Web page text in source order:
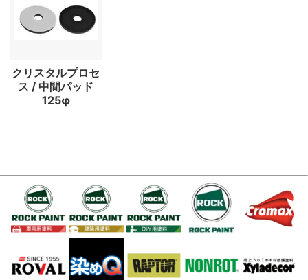
クリスタルプロセ
ス / 中間パッド
125φ